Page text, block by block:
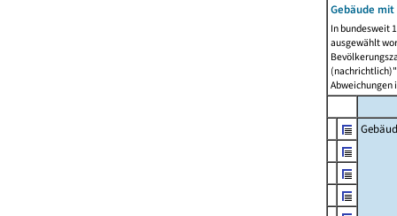
Gebäude
In bundesweit
ausgewählt
Abweichungen